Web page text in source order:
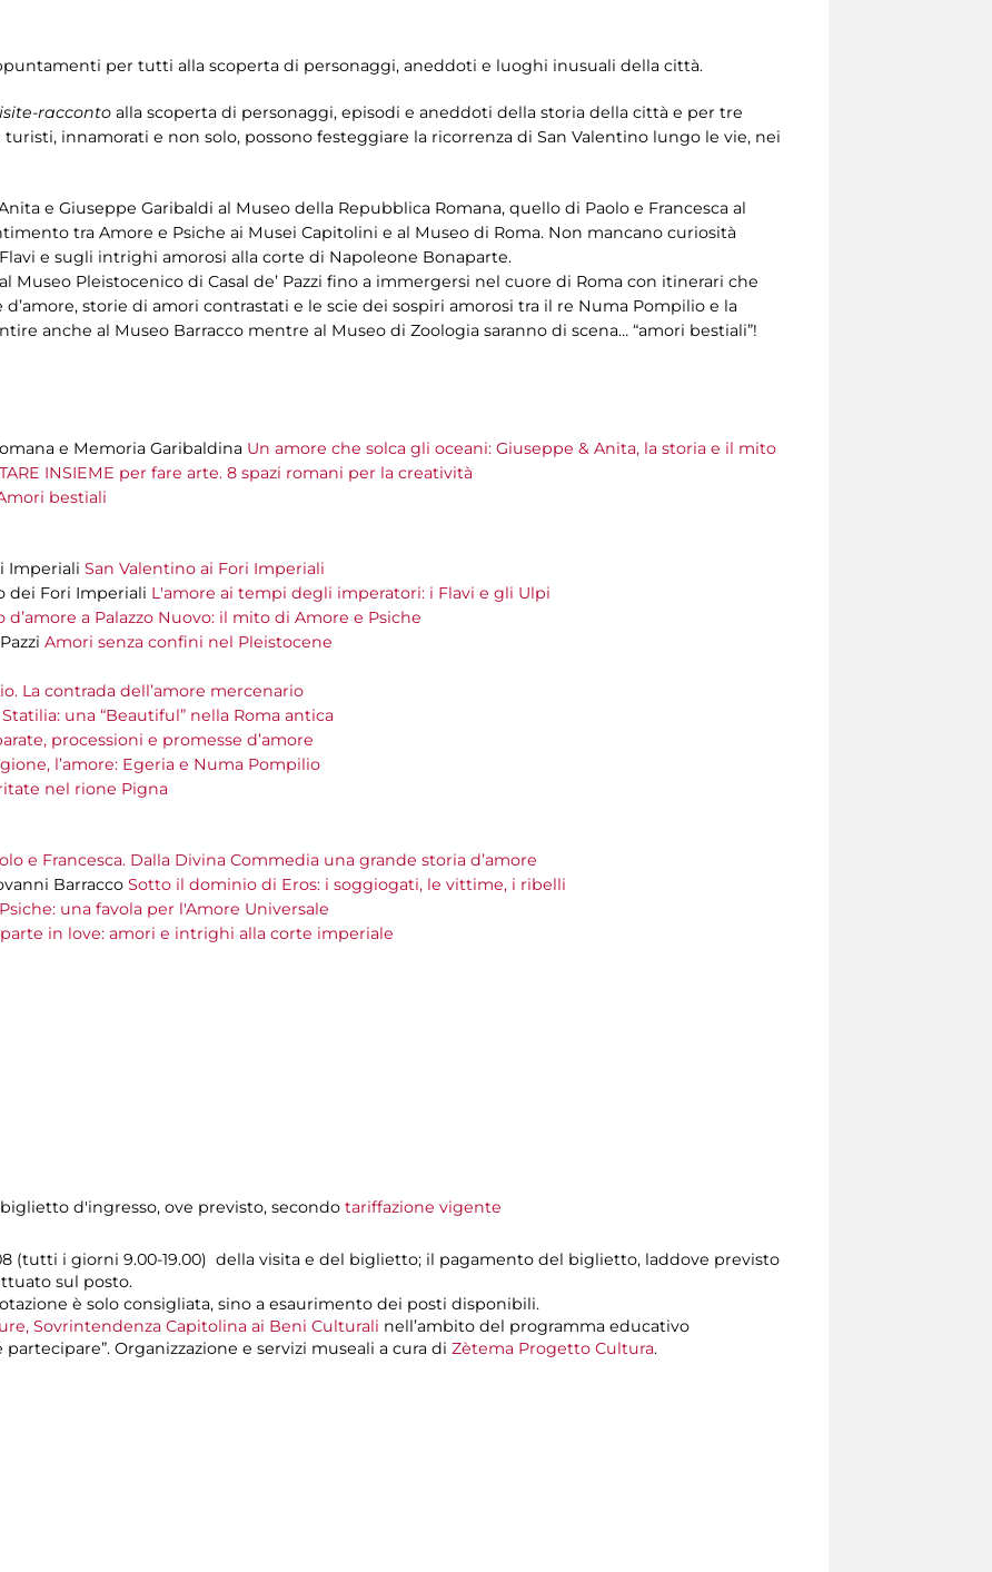
per tutti alla scoperta di personaggi, aneddoti e luoghi inusuali della città.
racconto alla scoperta di personaggi, episodi e aneddoti della storia della città e per tre
turisti, innamorati e non solo, possono festeggiare la ricorrenza di San Valentino lungo le vie, nei
e Giuseppe Garibaldi al Museo della Repubblica Romana, quello di Paolo e Francesca al
tra Amore e Psiche ai Musei Capitolini e al Museo di Roma. Non mancano curiosità
e sugli intrighi amorosi alla corte di Napoleone Bonaparte.
Museo Pleistocenico di Casal de’ Pazzi fino a immergersi nel cuore di Roma con itinerari che
storie di amori contrastati e le scie dei sospiri amorosi tra il re Numa Pompilio e la
anche al Museo Barracco mentre al Museo di Zoologia saranno di scena… “amori bestiali”!
e Memoria Garibaldina Un amore che solca gli oceani: Giuseppe & Anita, la storia e il mito
INSIEME per fare arte. 8 spazi romani per la creatività
bestiali
Imperiali San Valentino ai Fori Imperiali
dei Fori Imperiali L'amore ai tempi degli imperatori: i Flavi e gli Ulpi
d’amore a Palazzo Nuovo: il mito di Amore e Psiche
Amori senza confini nel Pleistocene
La contrada dell’amore mercenario
una “Beautiful” nella Roma antica
processioni e promesse d’amore
l’amore: Egeria e Numa Pompilio
nel rione Pigna
e Francesca. Dalla Divina Commedia una grande storia d’amore
Barracco Sotto il dominio di Eros: i soggiogati, le vittime, i ribelli
una favola per l'Amore Universale
in love: amori e intrighi alla corte imperiale
d'ingresso, ove previsto, secondo tariffazione vigente
(tutti i giorni 9.00-19.00) della visita e del biglietto; il pagamento del biglietto, laddove previsto
sul posto.
è solo consigliata, sino a esaurimento dei posti disponibili.
Sovrintendenza Capitolina ai Beni Culturali nell’ambito del programma educativo
Organizzazione e servizi museali a cura di Zètema Progetto Cultura.